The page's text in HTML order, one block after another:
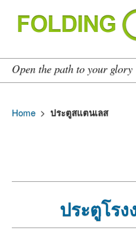
Open the path to your glory
Home > ประตูสแตนเลส
ประตูโร